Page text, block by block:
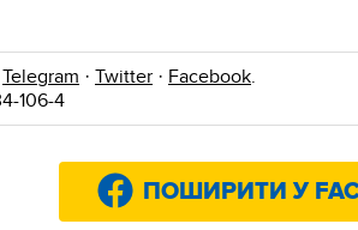
Telegram · Twitter · Facebook.
106-4
ПОШИРИТИ У